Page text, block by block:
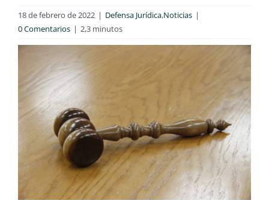
18 de febrero de 2022 | Defensa Jurídica,Noticias |
0 Comentarios | 2,3 minutos